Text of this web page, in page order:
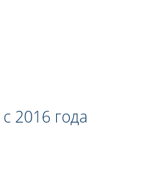
2016 года